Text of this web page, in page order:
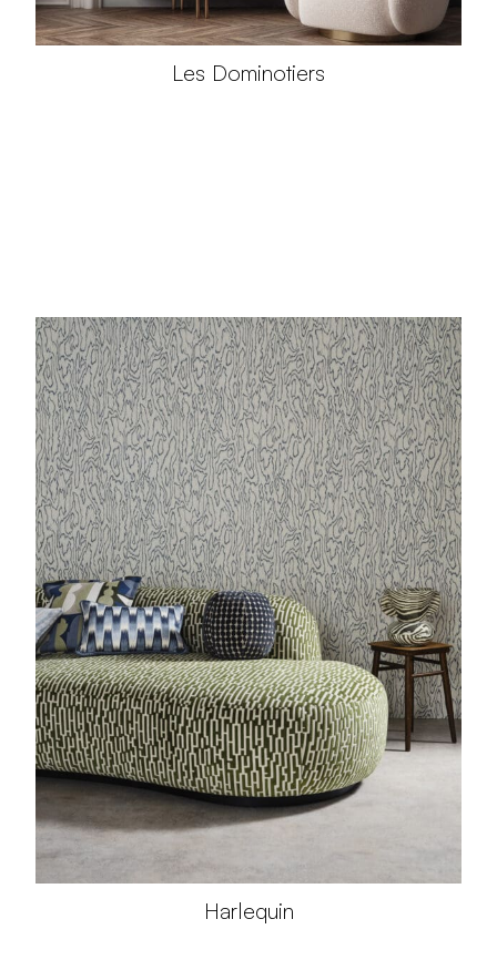
Les Dominotiers
Harlequin